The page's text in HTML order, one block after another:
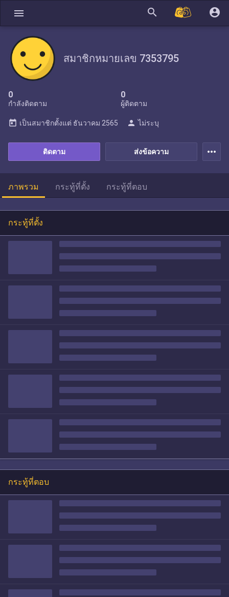
menu search account_circle
สมาชิกหมายเลข 7353795
0
กำลังติดตาม
0
ผู้ติดตาม
ส่งข้อความ
ติดตาม
today เป็นสมาชิกตั้งแต่ ธันวาคม 2565 person ไม่ระบุ
more_horiz
ภาพรวม กระทู้ที่ตั้ง กระทู้ที่ตอบ
กระทู้ที่ตั้ง
กระทู้ที่ตอบ